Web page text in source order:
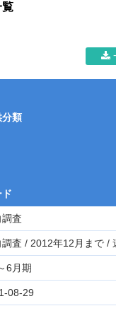
覧
分類
査
査 / 2012年12月まで /
6月期
08-29